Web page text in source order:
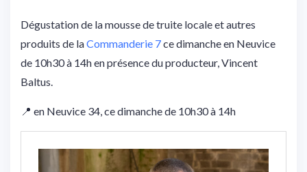
Dégustation de la mousse de truite locale et autres
produits de laCommanderie 7ce dimanche en Neuvice
de 10h30 à 14h en présence du producteur, Vincent
Baltus.
📍 en Neuvice 34, ce dimanche de 10h30 à 14h